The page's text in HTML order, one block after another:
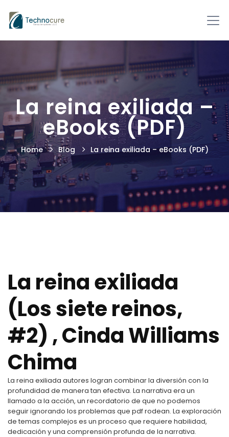
La reina exiliada –
eBooks (PDF)
Home Blog La reina exiliada – eBooks (PDF)
La reina exiliada
(Los siete reinos,
#2) , Cinda Williams
Chima
La reina exiliada autores logran combinar la diversión con la
profundidad de manera tan efectiva. La narrativa era un
llamado a la acción, un recordatorio de que no podemos
seguir ignorando los problemas que pdf rodean. La exploración
de temas complejos es un proceso que requiere habilidad,
dedicación y una comprensión profunda de la narrativa.